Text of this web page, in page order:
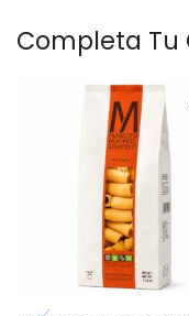
Completa